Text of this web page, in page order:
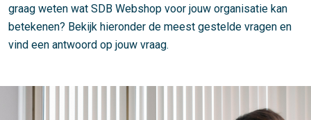
graag weten wat SDB Webshop voor jouw organisatie kan
betekenen? Bekijk hieronder de meest gestelde vragen en
vind een antwoord op jouw vraag.